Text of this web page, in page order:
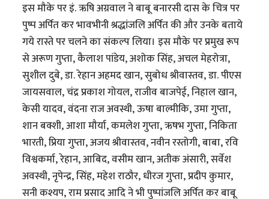
इस मौके पर इं. ऋषि अग्रवाल ने बाबू बनारसी दास के चित्र पर
पुष्प अर्पित कर भावभीनी श्रद्धांजलि अर्पित की और उनके बताये
गये रास्ते पर चलने का संकल्प लिया। इस मौके पर प्रमुख रूप
से अरूण गुप्ता, कैलाश पांडेय, अशोक सिंह, अचल मेहरोत्रा,
सुशील दुबे, डा. रेहान अहमद खान, सुबोध श्रीवास्तव, डा. पीएस
जायसवाल, चंद्र प्रकाश गोयल, राजीव बाजपेई, निहाल खान,
केसी यादव, वंदना राज अवस्थी, ऊषा बाल्मीकि, उमा गुप्ता,
शान बक्शी, आशा मौर्या, कमलेश गुप्ता, ऋषभ गुप्ता, निकिता
भारती, प्रिया गुप्ता, अजय श्रीवास्तव, नवीन रस्तोगी, बाबा, रवि
विश्वकर्मा, रेहान, आबिद, वसीम खान, अतीक अंसारी, सर्वेश
अवस्थी, नृपेन्द्र, सिंह, महेश राठौर, धीरज गुप्ता, प्रदीप कुमार,
सनी कश्यप, राम प्रसाद आदि ने भी पुष्पांजलि अर्पित कर बाबू